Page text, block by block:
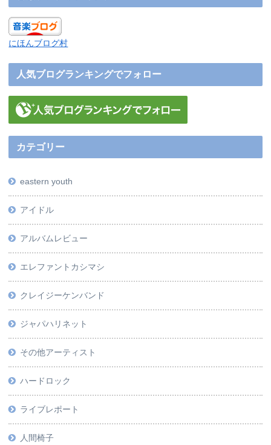
にほんブログ村
人気ブログランキングでフォロー
カテゴリー
eastern youth
アイドル
アルバムレビュー
エレファントカシマシ
クレイジーケンバンド
ジャパハリネット
その他アーティスト
ハードロック
ライブレポート
人間椅子